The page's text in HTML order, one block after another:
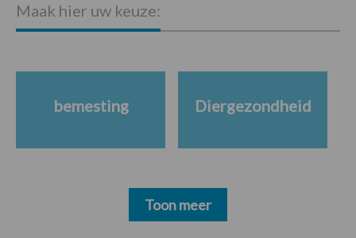
Maak hier uw keuze:
bemesting Diergezondheid
Toon meer